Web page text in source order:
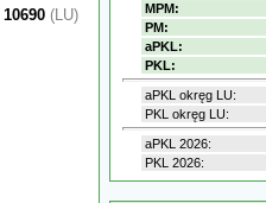
10690 (LU) MPM:
PM:
aPKL:
PKL:
aPKL okręg LU:
PKL okręg LU:
aPKL 2026:
PKL 2026: